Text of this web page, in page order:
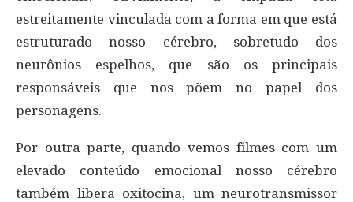
estreitamente vinculada com a forma em que está
estruturado nosso cérebro, sobretudo dos
neurônios espelhos, que são os principais
responsáveis que nos põem no papel dos
personagens.
Por outra parte, quando vemos filmes com um
elevado conteúdo emocional nosso cérebro
também libera oxitocina, um neurotransmissor